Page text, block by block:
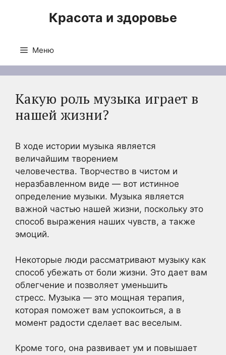
Красота и здоровье
Меню
Какую роль музыка играет в
нашей жизни?
В ходе истории музыка является
величайшим творением
человечества. Творчество в чистом и
неразбавленном виде — вот истинное
определение музыки. Музыка является
важной частью нашей жизни, поскольку это
способ выражения наших чувств, а также
эмоций.
Некоторые люди рассматривают музыку как
способ убежать от боли жизни. Это дает вам
облегчение и позволяет уменьшить
стресс. Музыка — это мощная терапия,
которая поможет вам успокоиться, а в
момент радости сделает вас веселым.
Кроме того, она развивает ум и повышает